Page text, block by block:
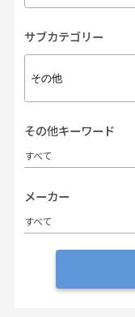
サブカテゴリー
その他キーワード
すべて
メーカー
すべて